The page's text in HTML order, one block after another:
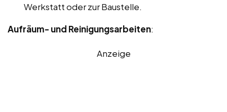
Werkstatt oder zur Baustelle.
Aufräum- und Reinigungsarbeiten:
Anzeige